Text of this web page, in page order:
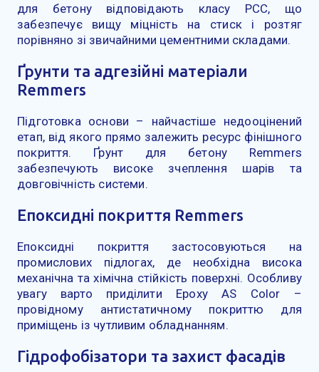
для бетону відповідають класу PCC, що
забезпечує вищу міцність на стиск і розтяг
порівняно зі звичайними цементними складами.
Ґрунти та адгезійні матеріали
Remmers
Підготовка основи – найчастіше недооцінений
етап, від якого прямо залежить ресурс фінішного
покриття. Ґрунт для бетону Remmers
забезпечують високе зчеплення шарів та
довговічність системи.
Епоксидні покриття Remmers
Епоксидні покриття застосовуються на
промислових підлогах, де необхідна висока
механічна та хімічна стійкість поверхні. Особливу
увагу варто приділити Epoxy AS Color –
провідному антистатичному покриттю для
приміщень із чутливим обладнанням.
Гідрофобізатори та захист фасадів